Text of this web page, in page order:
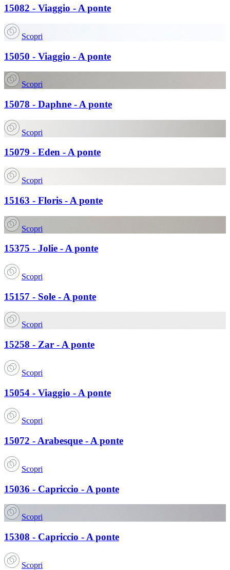
15082 - Viaggio - A ponte
Scopri
15050 - Viaggio - A ponte
Scopri
15078 - Daphne - A ponte
Scopri
15079 - Eden - A ponte
Scopri
15163 - Floris - A ponte
Scopri
15375 - Jolie - A ponte
Scopri
15157 - Sole - A ponte
Scopri
15258 - Zar - A ponte
Scopri
15054 - Viaggio - A ponte
Scopri
15072 - Arabesque - A ponte
Scopri
15036 - Capriccio - A ponte
Scopri
15308 - Capriccio - A ponte
Scopri